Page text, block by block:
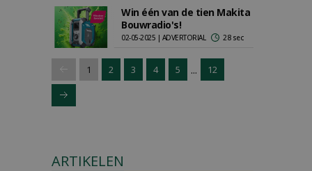
Win één van de tien Makita
Bouwradio's!
02-05-2025 | ADVERTORIAL 28 sec
1 2 3 4 5 ... 12
ARTIKELEN